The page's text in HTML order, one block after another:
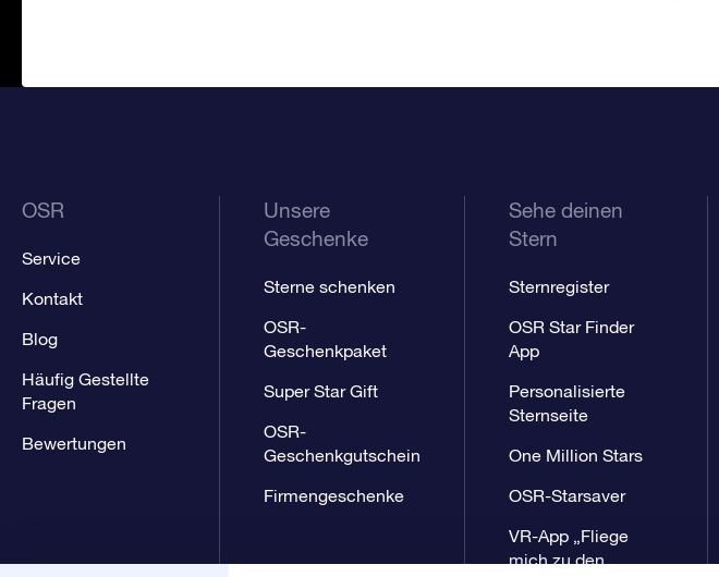
OSR
Service
Kontakt
Blog
Häufig Gestellte
Fragen
Bewertungen
Unsere
Geschenke
Sterne schenken
OSR-
Geschenkpaket
Super Star Gift
OSR-
Geschenkgutschein
Firmengeschenke
Sehe deinen
Stern
Sternregister
OSR Star Finder
App
Personalisierte
Sternseite
One Million Stars
OSR-Starsaver
VR-App „Fliege
mich zu den